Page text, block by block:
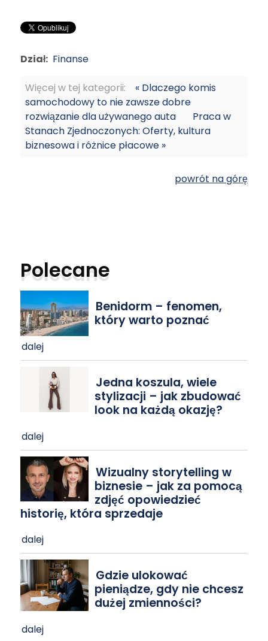
Dział: Finanse
Więcej w tej kategorii:
« Dlaczego komis
samochodowy to nie zawsze dobre
rozwiązanie dla używanego auta
Praca w
Stanach Zjednoczonych: Oferty, kultura
biznesowa i różnice płacowe »
powrót na górę
Polecane
Benidorm – fenomen,
który warto poznać
dalej
Jedna koszula, wiele
stylizacji – jak zbudować
look na każdą okazję?
dalej
Wizualny storytelling w
biznesie – jak za pomocą
zdjęć opowiedzieć
historię, która sprzedaje
dalej
Gdzie ulokować
pieniądze, gdy nie chcesz
dużej zmienności?
dalej